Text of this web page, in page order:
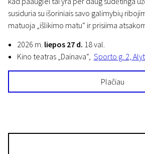
susiduria su išoriniais savo galimybių
matuoja „išlikimo matu“ ir prisiima
2026 m. liepos 27 d. 18 val.
Kino teatras „Dainava“, Sporto g. 2,
Plačiau